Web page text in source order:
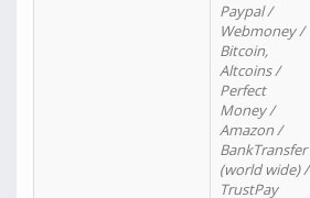
Paypal /
Webmoney /
Bitcoin,
Altcoins /
Perfect
Money /
Amazon /
BankTransfer
(world wide) /
TrustPay